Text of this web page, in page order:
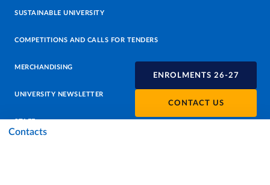
ENROLMENTS 26-27
CONTACT US
Contacts
SUSTAINABLE UNIVERSITY
COMPETITIONS AND CALLS FOR TENDERS
MERCHANDISING
UNIVERSITY NEWSLETTER
STAFF